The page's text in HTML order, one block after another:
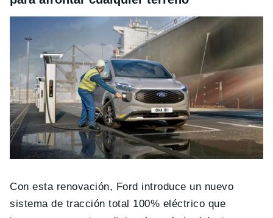
Con esta renovación, Ford introduce un nuevo
sistema de tracción total 100% eléctrico que